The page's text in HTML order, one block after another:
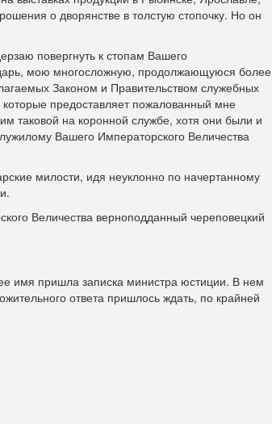
о дворянстве в толстую стопочку. Но он
повергнуть к стопам Вашего
мою многосложную, продолжающуюся более
Законом и Правительством служебных
предоставляет пожалованный мне
на коронной службе, хотя они были и
Вашего Императорского Величества
милости, идя неуклонно по начертанному
Величества верноподданный череповецкий
имя пришла записка министра юстиции. В нем
ответа пришлось ждать, по крайней